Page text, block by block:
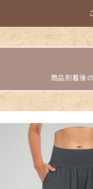
商品到着後